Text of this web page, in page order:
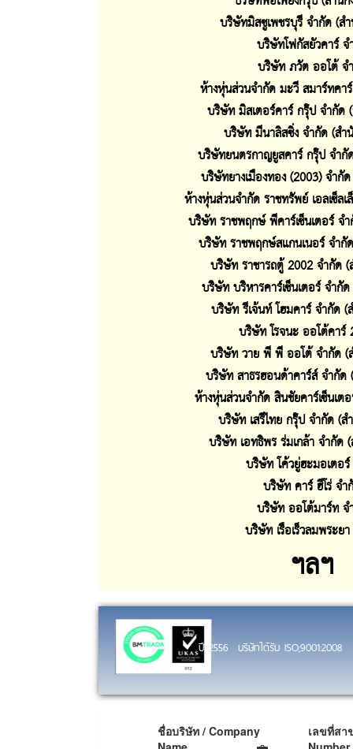
บริษัทมิสซูเพชรบุรี จำกัด (ส
บริษัทโฟกัสยัวคาร์ จ
บริษัท ภวัต ออโต้ จ
ห้างหุ่นส่วนจำกัด มะวี สมาร์ทคา
บริษัท มิสเตอร์คาร์ กรุ๊ป จำกัด
บริษัท มีนาลิสซิ่ง จำกัด (สำ
บริษัทยนตรกาญยูสคาร์ กรุ๊ป จำกั
บริษัทยางเมืองทอง (2003) จำกั
ห้างหุ่นส่วนจำกัด ราชทรัพย์ เอลเซ็ล
บริษัท ราชพฤกษ์ พีคาร์เซ็นเตอร์ จ
บริษัท ราชพฤกษ์สแกนเนอร์ จำกั
บริษัท ราชารถตู้ 2002 จำกัด (
บริษัท บริหารคาร์เซ็นเตอร์ จำกั
บริษัท รีเจ้นท์ โฮมคาร์ จำกัด (
บริษัท โรจนะ ออโต้คาร์
บริษัท วาย พี พี ออโต้ จำกัด (
บริษัท สาธรฮอนด้าคาร์ส์ จำกัด
ห้างหุ่นส่วนจำกัด สินชัยคาร์เซ็นเต
บริษัท เสรีไทย กรุ๊ป จำกัด (ส
บริษัท เอทธิพร ร่มเกล้า จำกัด
บริษัท โค้วยู่ฮะมอเตอ
บริษัท คาร์ ฮีโร่ จำ
บริษัท ออโต้มาร์ท จ
บริษัท เรือเร็วลมพระย
ฯลฯ
ปี 2556 บริษัทได้รับ ISO;9001:2008
ชื่อบริษัท / Company
เลขที่สา